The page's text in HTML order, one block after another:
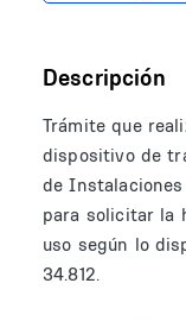
Descripción
Trámite que
dispositivo de
de
para solicitar la
uso según lo
34.812.